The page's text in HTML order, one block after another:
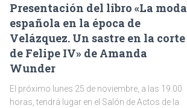
Presentación del libro «La moda
española en la época de
Velázquez. Un sastre en la corte
de Felipe IV» de Amanda
Wunder
El próximo lunes 25 de noviembre, a las 19.00
horas, tendrá lugar en el Salón de Actos de la